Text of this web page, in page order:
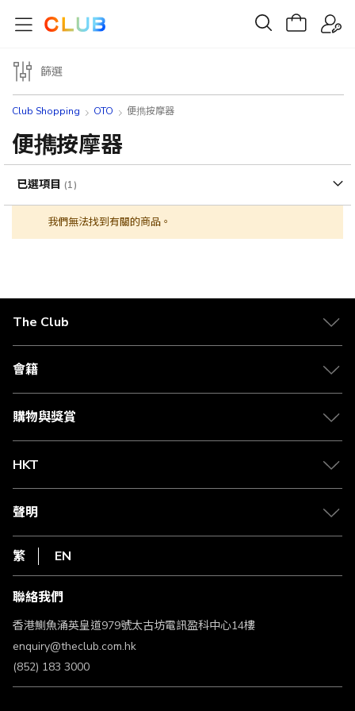
Club Shopping OTO 便擕按摩器
便擕按摩器
我們無法找到有關的商品。
篩選
已選項目
The Club
關於 The Club
合作夥伴
媒體中心
會籍
會籍及專屬禮遇
賺取積分
購物與獎賞
物流與配送
Club Shopping 商品領取站
常見問題
HKT
csl.
1010
HKT
聲明
私隱聲明
使用條款
條款及細則
不歧視及不騷擾聲明
認可牌照及通告
繁 EN
聯絡我們
香港鰂魚涌英皇道979號太古坊電訊盈科中心14樓
enquiry@theclub.com.hk
(852) 183 3000